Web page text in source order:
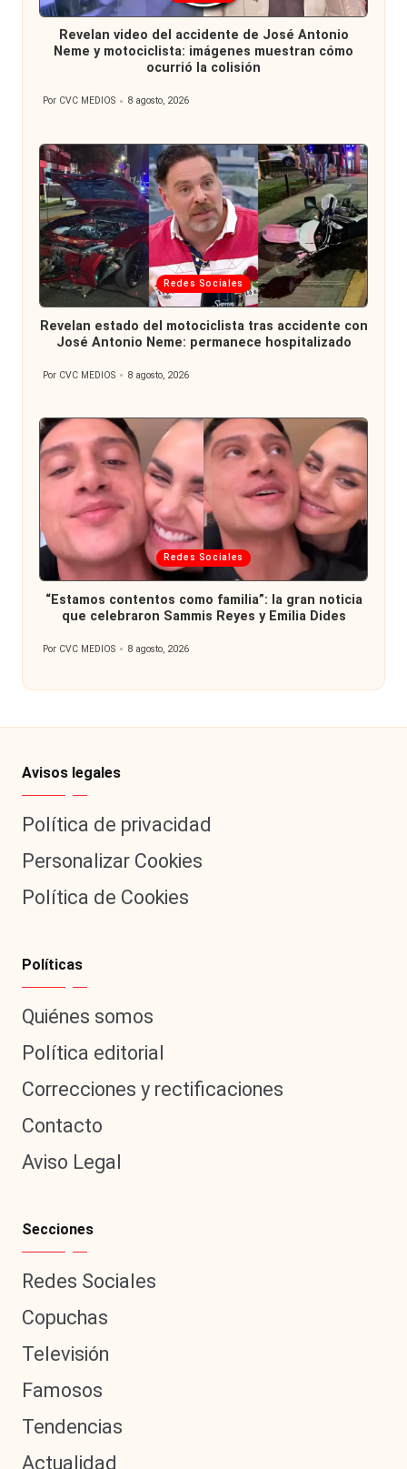
en
Revelan video del accidente de José Antonio
Neme y motociclista: imágenes muestran cómo
ocurrió la colisión
Por CVC MEDIOS 8 agosto, 2026
Publicada
en
Redes Sociales
Revelan estado del motociclista tras accidente con
José Antonio Neme: permanece hospitalizado
Publicado
Por CVC MEDIOS 8 agosto, 2026
Publicada
en
Redes Sociales
“Estamos contentos como familia”: la gran noticia
que celebraron Sammis Reyes y Emilia Dides
Publicado
Por CVC MEDIOS 8 agosto, 2026
Avisos legales
Política de privacidad
Personalizar Cookies
Política de Cookies
Políticas
Quiénes somos
Política editorial
Correcciones y rectificaciones
Contacto
Aviso Legal
Secciones
Redes Sociales
Copuchas
Televisión
Famosos
Tendencias
Actualidad